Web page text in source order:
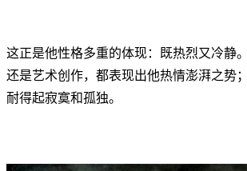
这正是他性格多重的体现：既热烈又冷静
还是艺术创作，都表现出他热情澎湃之势
耐得起寂寞和孤独。